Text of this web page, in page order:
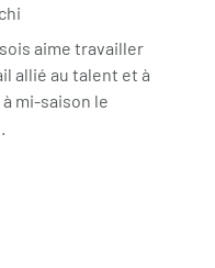
aime travailler
allié au talent et à
mi-saison le